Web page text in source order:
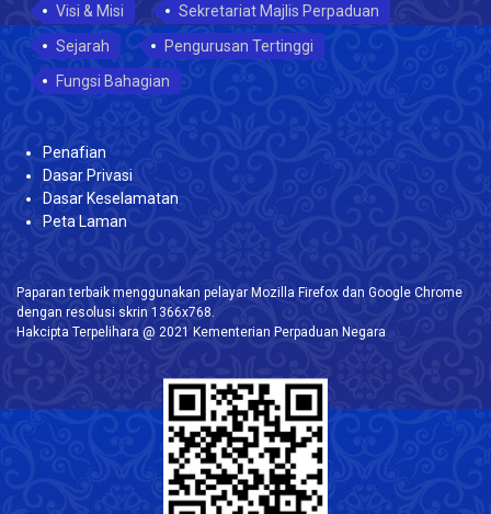
Visi & Misi
Sekretariat Majlis Perpaduan
Sejarah
Pengurusan Tertinggi
Fungsi Bahagian
Penafian
Dasar Privasi
Dasar Keselamatan
Peta Laman
Paparan terbaik menggunakan pelayar Mozilla Firefox dan Google Chrome
dengan resolusi skrin 1366x768.
Hakcipta Terpelihara @ 2021 Kementerian Perpaduan Negara